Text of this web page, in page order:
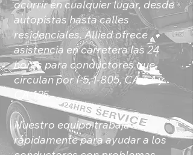
ocurrir en cualquier lugar, desde
autopistas hasta calles
residenciales. Allied ofrece
asistencia en carretera las 24
horas para conductores que
circulan por I-5, I-805, CA-54 y
CA-125.
Nuestro equipo trabaja
rápidamente para ayudar a los